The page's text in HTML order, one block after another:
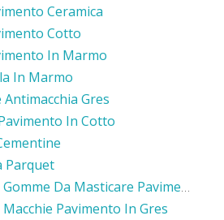
Ceramica
Cotto
In Marmo
In Marmo
Antimacchia Gres
In Cotto
Parquet
Rimozione Gomme Da Masticare Pavimento Cemento
Pavimento In Gres